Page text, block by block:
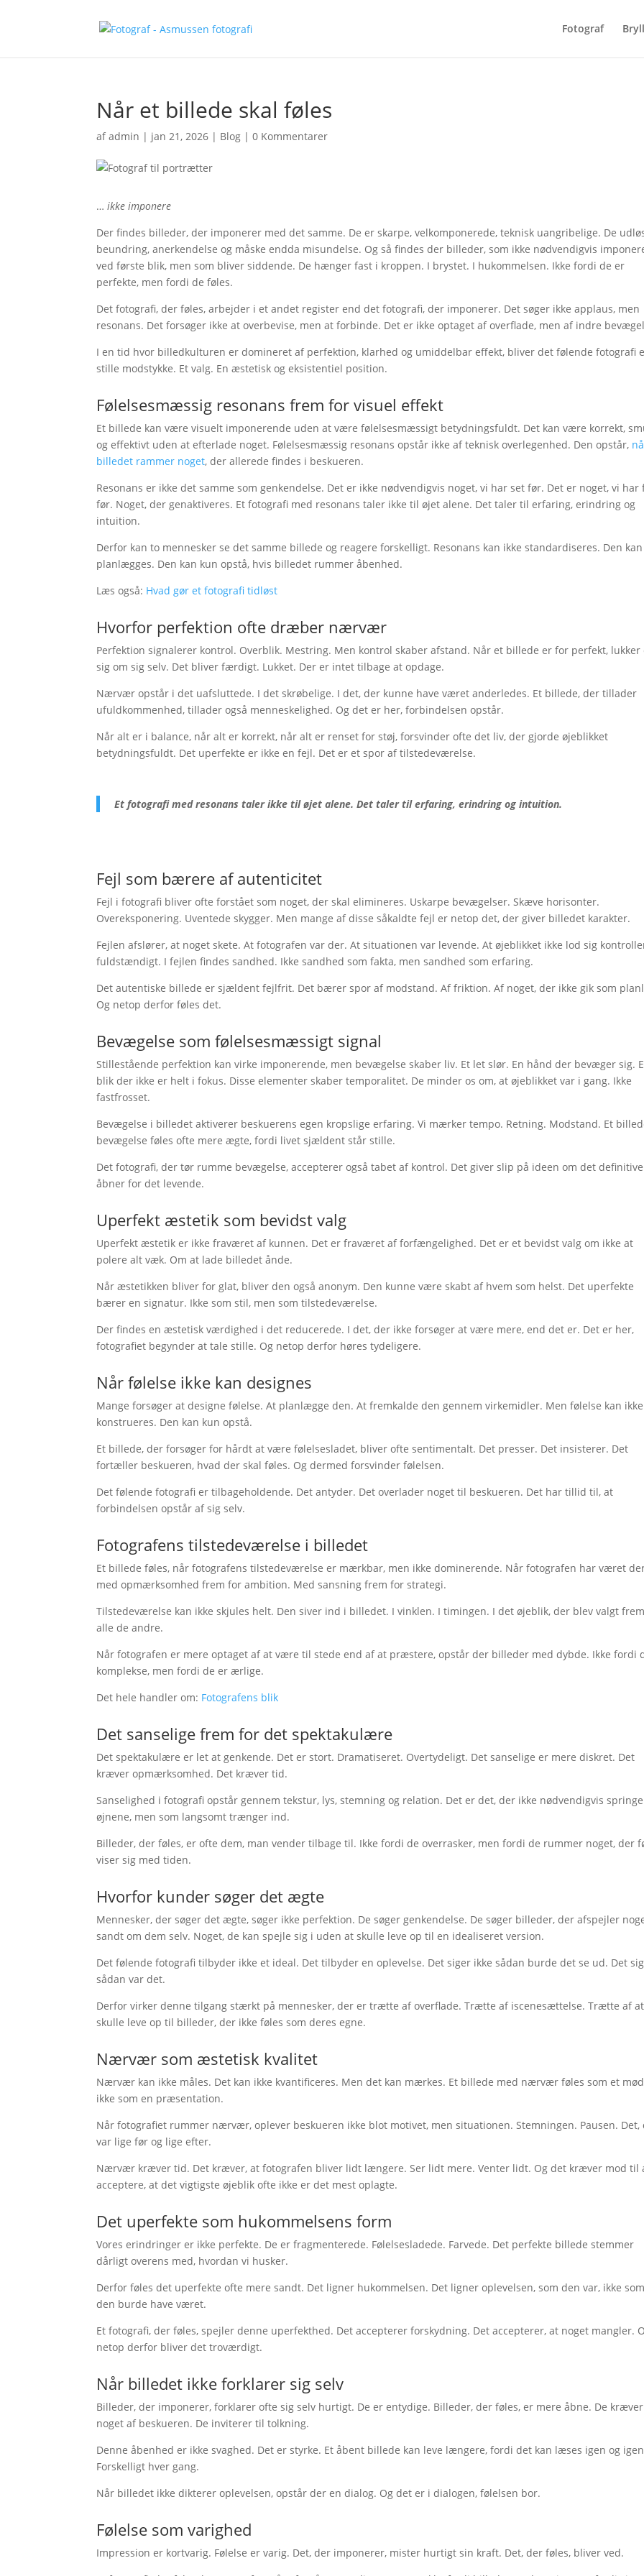
Fotograf
Når et billede skal føles
afadmin | jan 21, 2026 | Blog |0 Kommentarer
…ikke imponere
Der findes billeder, der imponerer med det samme. De er skarpe, velkomponerede, teknisk uangribelige. De
beundring, anerkendelse og måske endda misundelse. Og så findes der billeder, som ikke nødvendigvis
ved første blik, men som bliver siddende. De hænger fast i kroppen. I brystet. I hukommelsen. Ikke fordi de er
perfekte, men fordi de føles.
Det fotografi, der føles, arbejder i et andet register end det fotografi, der imponerer. Det søger ikke applaus, men
resonans. Det forsøger ikke at overbevise, men at forbinde. Det er ikke optaget af overflade, men af indre
I en tid hvor billedkulturen er domineret af perfektion, klarhed og umiddelbar effekt, bliver det følende fotografi
stille modstykke. Et valg. En æstetisk og eksistentiel position.
Følelsesmæssig resonans frem for visuel effekt
Et billede kan være visuelt imponerende uden at være følelsesmæssigt betydningsfuldt. Det kan være korrekt,
og effektivt uden at efterlade noget. Følelsesmæssig resonans opstår ikke af teknisk overlegenhed. Den opstår,
billedet rammer noget, der allerede findes i beskueren.
Resonans er ikke det samme som genkendelse. Det er ikke nødvendigvis noget, vi har set før. Det er noget, vi har
før. Noget, der genaktiveres. Et fotografi med resonans taler ikke til øjet alene. Det taler til erfaring, erindring og
intuition.
Derfor kan to mennesker se det samme billede og reagere forskelligt. Resonans kan ikke standardiseres. Den
planlægges. Den kan kun opstå, hvis billedet rummer åbenhed.
Læs også: Hvad gør et fotografi tidløst
Hvorfor perfektion ofte dræber nærvær
Perfektion signalerer kontrol. Overblik. Mestring. Men kontrol skaber afstand. Når et billede er for perfekt, lukker
sig om sig selv. Det bliver færdigt. Lukket. Der er intet tilbage at opdage.
Nærvær opstår i det uafsluttede. I det skrøbelige. I det, der kunne have været anderledes. Et billede, der tillader
ufuldkommenhed, tillader også menneskelighed. Og det er her, forbindelsen opstår.
Når alt er i balance, når alt er korrekt, når alt er renset for støj, forsvinder ofte det liv, der gjorde øjeblikket
betydningsfuldt. Det uperfekte er ikke en fejl. Det er et spor af tilstedeværelse.
Et fotografi med resonans taler ikke til øjet alene. Det taler til erfaring, erindring og intuition.
Fejl som bærere af autenticitet
Fejl i fotografi bliver ofte forstået som noget, der skal elimineres. Uskarpe bevægelser. Skæve horisonter.
Overeksponering. Uventede skygger. Men mange af disse såkaldte fejl er netop det, der giver billedet karakter.
Fejlen afslører, at noget skete. At fotografen var der. At situationen var levende. At øjeblikket ikke lod sig
fuldstændigt. I fejlen findes sandhed. Ikke sandhed som fakta, men sandhed som erfaring.
Det autentiske billede er sjældent fejlfrit. Det bærer spor af modstand. Af friktion. Af noget, der ikke gik som
Og netop derfor føles det.
Bevægelse som følelsesmæssigt signal
Stillestående perfektion kan virke imponerende, men bevægelse skaber liv. Et let slør. En hånd der bevæger sig.
blik der ikke er helt i fokus. Disse elementer skaber temporalitet. De minder os om, at øjeblikket var i gang. Ikke
fastfrosset.
Bevægelse i billedet aktiverer beskuerens egen kropslige erfaring. Vi mærker tempo. Retning. Modstand. Et
bevægelse føles ofte mere ægte, fordi livet sjældent står stille.
Det fotografi, der tør rumme bevægelse, accepterer også tabet af kontrol. Det giver slip på ideen om det
åbner for det levende.
Uperfekt æstetik som bevidst valg
Uperfekt æstetik er ikke fraværet af kunnen. Det er fraværet af forfængelighed. Det er et bevidst valg om ikke at
polere alt væk. Om at lade billedet ånde.
Når æstetikken bliver for glat, bliver den også anonym. Den kunne være skabt af hvem som helst. Det uperfekte
bærer en signatur. Ikke som stil, men som tilstedeværelse.
Der findes en æstetisk værdighed i det reducerede. I det, der ikke forsøger at være mere, end det er. Det er her,
fotografiet begynder at tale stille. Og netop derfor høres tydeligere.
Når følelse ikke kan designes
Mange forsøger at designe følelse. At planlægge den. At fremkalde den gennem virkemidler. Men følelse kan ikke
konstrueres. Den kan kun opstå.
Et billede, der forsøger for hårdt at være følelsesladet, bliver ofte sentimentalt. Det presser. Det insisterer. Det
fortæller beskueren, hvad der skal føles. Og dermed forsvinder følelsen.
Det følende fotografi er tilbageholdende. Det antyder. Det overlader noget til beskueren. Det har tillid til, at
forbindelsen opstår af sig selv.
Fotografens tilstedeværelse i billedet
Et billede føles, når fotografens tilstedeværelse er mærkbar, men ikke dominerende. Når fotografen har været
med opmærksomhed frem for ambition. Med sansning frem for strategi.
Tilstedeværelse kan ikke skjules helt. Den siver ind i billedet. I vinklen. I timingen. I det øjeblik, der blev valgt
alle de andre.
Når fotografen er mere optaget af at være til stede end af at præstere, opstår der billeder med dybde. Ikke fordi
komplekse, men fordi de er ærlige.
Det hele handler om: Fotografens blik
Det sanselige frem for det spektakulære
Det spektakulære er let at genkende. Det er stort. Dramatiseret. Overtydeligt. Det sanselige er mere diskret. Det
kræver opmærksomhed. Det kræver tid.
Sanselighed i fotografi opstår gennem tekstur, lys, stemning og relation. Det er det, der ikke nødvendigvis
øjnene, men som langsomt trænger ind.
Billeder, der føles, er ofte dem, man vender tilbage til. Ikke fordi de overrasker, men fordi de rummer noget, der
viser sig med tiden.
Hvorfor kunder søger det ægte
Mennesker, der søger det ægte, søger ikke perfektion. De søger genkendelse. De søger billeder, der afspejler
sandt om dem selv. Noget, de kan spejle sig i uden at skulle leve op til en idealiseret version.
Det følende fotografi tilbyder ikke et ideal. Det tilbyder en oplevelse. Det siger ikke sådan burde det se ud. Det
sådan var det.
Derfor virker denne tilgang stærkt på mennesker, der er trætte af overflade. Trætte af iscenesættelse. Trætte af at
skulle leve op til billeder, der ikke føles som deres egne.
Nærvær som æstetisk kvalitet
Nærvær kan ikke måles. Det kan ikke kvantificeres. Men det kan mærkes. Et billede med nærvær føles som et
ikke som en præsentation.
Når fotografiet rummer nærvær, oplever beskueren ikke blot motivet, men situationen. Stemningen. Pausen. Det,
var lige før og lige efter.
Nærvær kræver tid. Det kræver, at fotografen bliver lidt længere. Ser lidt mere. Venter lidt. Og det kræver mod til
acceptere, at det vigtigste øjeblik ofte ikke er det mest oplagte.
Det uperfekte som hukommelsens form
Vores erindringer er ikke perfekte. De er fragmenterede. Følelsesladede. Farvede. Det perfekte billede stemmer
dårligt overens med, hvordan vi husker.
Derfor føles det uperfekte ofte mere sandt. Det ligner hukommelsen. Det ligner oplevelsen, som den var, ikke
den burde have været.
Et fotografi, der føles, spejler denne uperfekthed. Det accepterer forskydning. Det accepterer, at noget mangler.
netop derfor bliver det troværdigt.
Når billedet ikke forklarer sig selv
Billeder, der imponerer, forklarer ofte sig selv hurtigt. De er entydige. Billeder, der føles, er mere åbne. De kræver
noget af beskueren. De inviterer til tolkning.
Denne åbenhed er ikke svaghed. Det er styrke. Et åbent billede kan leve længere, fordi det kan læses igen og
Forskelligt hver gang.
Når billedet ikke dikterer oplevelsen, opstår der en dialog. Og det er i dialogen, følelsen bor.
Følelse som varighed
Impression er kortvarig. Følelse er varig. Det, der imponerer, mister hurtigt sin kraft. Det, der føles, bliver ved.